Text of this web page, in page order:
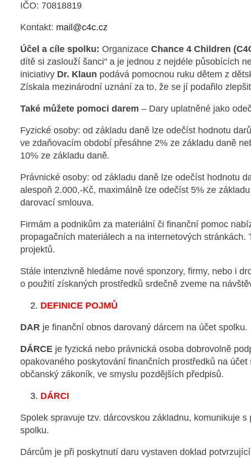
IČO: 70818819
Kontakt: mail@c4c.cz
Účel a cíle spolku: Organizace Chance 4 Children
dítě si zaslouží šanci" a je jednou z nejdéle působících
iniciativy Dr. Klaun podává pomocnou ruku dětem z
Získala mezinárodní uznání za to, že se jí podařilo
Také můžete pomoci darem – Dary uplatněné jako
Fyzické osoby: od základu daně lze odečíst hodnotu
ve zdaňovacím období přesáhne 2% ze základu daně
10% ze základu daně.
Právnické osoby: od základu daně lze odečíst hodnotu
alespoň 2.000,-Kč, maximálně lze odečíst 5% ze
darovací smlouva.
Firmám a podnikům za materiální či finanční pomoc
propagačních materiálech a na internetových
projektů.
Stále intenzivně hledáme nové sponzory, firmy, nebo i
o použití získaných prostředků srdečně zveme na
DEFINICE POJMŮ
DAR je finanční obnos darovaný dárcem na účet spolku.
DÁRCE je fyzická nebo právnická osoba dobrovolně
opakovaného poskytování finančních prostředků na
občanský zákoník, ve smyslu pozdějších předpisů.
DÁRCI
Spolek spravuje tzv. dárcovskou základnu, komunikuje
spolku.
Dárcům je při poskytnutí daru vystaven doklad